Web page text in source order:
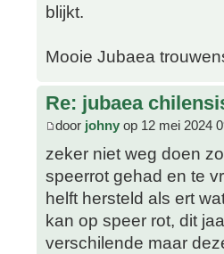
blijkt.
Mooie Jubaea
Re: jubaea
door johny op 12 mei 2024
zeker niet weg doen
speerrot gehad en te
helft hersteld als ert
kan op speer rot, dit
verschilende maar